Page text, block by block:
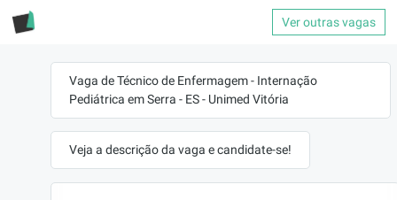
Ver outras vagas
Vaga de Técnico de Enfermagem - Internação
Pediátrica em Serra - ES - Unimed Vitória
Veja a descrição da vaga e candidate-se!